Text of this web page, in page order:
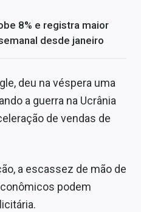
8% e registra maior
desde janeiro
deu na véspera uma
a guerra na Ucrânia
de vendas de
a escassez de mão de
podem